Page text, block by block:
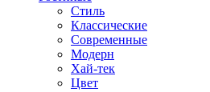
Стиль
Классические
Современные
Модерн
Хай-тек
Цвет